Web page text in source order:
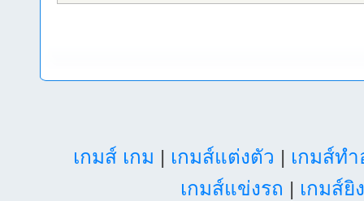
เกมส์ เกม | เกมส์แต่งตัว | เกมส์ท
เกมส์แข่งรถ | เกมส์ยิ